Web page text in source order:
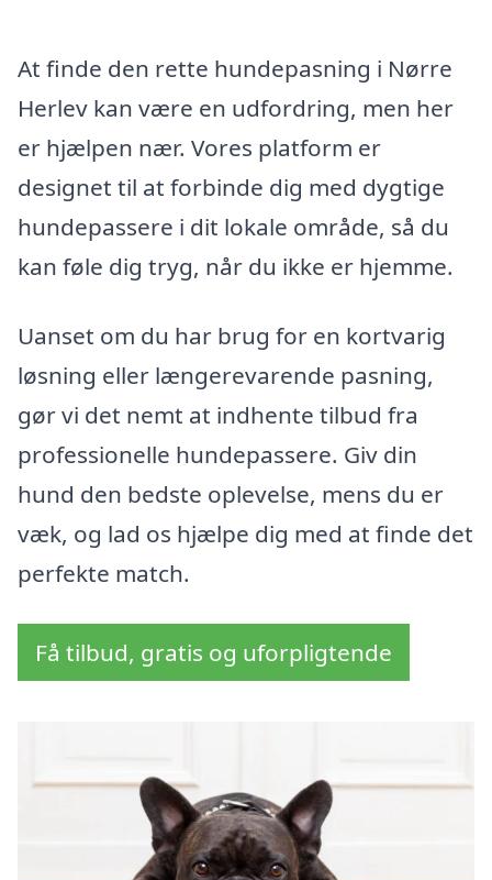
At finde den rette hundepasning i Nørre
Herlev kan være en udfordring, men her
er hjælpen nær. Vores platform er
designet til at forbinde dig med dygtige
hundepassere i dit lokale område, så du
kan føle dig tryg, når du ikke er hjemme.
Uanset om du har brug for en kortvarig
løsning eller længerevarende pasning,
gør vi det nemt at indhente tilbud fra
professionelle hundepassere. Giv din
hund den bedste oplevelse, mens du er
væk, og lad os hjælpe dig med at finde det
perfekte match.
Få tilbud, gratis og uforpligtende